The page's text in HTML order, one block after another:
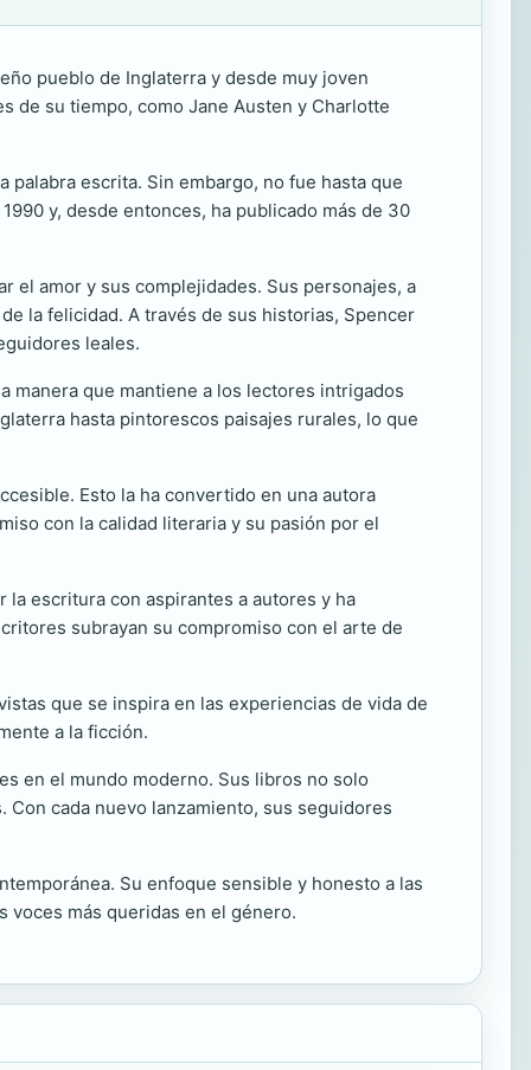
pueblo de Inglaterra y desde muy joven
de su tiempo, como Jane Austen y Charlotte
escrita. Sin embargo, no fue hasta que
y, desde entonces, ha publicado más de 30
el amor y sus complejidades. Sus personajes, a
la felicidad. A través de sus historias, Spencer
leales.
manera que mantiene a los lectores intrigados
hasta pintorescos paisajes rurales, lo que
Esto la ha convertido en una autora
con la calidad literaria y su pasión por el
escritura con aspirantes a autores y ha
subrayan su compromiso con el arte de
que se inspira en las experiencias de vida de
a la ficción.
en el mundo moderno. Sus libros no solo
cada nuevo lanzamiento, sus seguidores
Su enfoque sensible y honesto a las
voces más queridas en el género.